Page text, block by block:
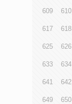
609 610
617 618
625 626
633 634
641 642
649 650